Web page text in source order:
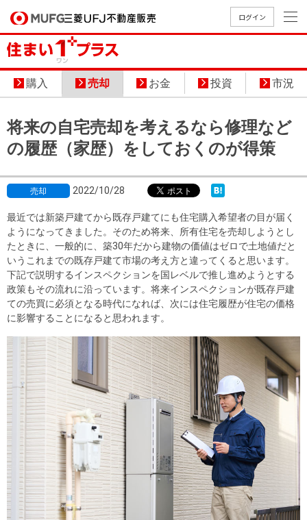
ログイン
買いたいTOP
中古
マン
ショ
ンを
探す
新
築・
中古
一戸
建て
す
資
用
物
件
を
探
す
事業
用物
件を
探す
売りたいTOP
無
料
査
定
売
却
相
談
売却
取り
金額
試算
売却向け
サービス
周辺相場
検索
住まい1プ
ラス（お
役立ちコ
ラム）
店舗案内TOP
店舗のご
案内（首
都圏）
店舗のご
案内（名
古屋）
店舗のご
案内（関
西）
会社情報TOP
ごあいさ
つ
会社概
要
MUFG
Way
経営ビジ
ョン
組織図
役員一
覧
沿革
本社地
図
リリース
会社案内
（電子ブ
ック版）
採用情報TOP
新卒採用
情報
キャリア
採用情報
買いたい
売りたい
店舗案内
会社情報
採用情報
法人のお客さま
提携企業にお勤めの方
会員ページ
閉じる
購入 売却 お金 投資 市況
将来の自宅売却を考えるなら修理など
の履歴（家歴）をしておくのが得策
売却 2022/10/28
最近では新築戸建てから既存戸建てにも住宅購入希望者の目が届く
ようになってきました。そのため将来、所有住宅を売却しようとし
たときに、一般的に、築30年だから建物の価値はゼロで土地値だと
いうこれまでの既存戸建て市場の考え方と違ってくると思います。
下記で説明するインスペクションを国レベルで推し進めようとする
政策もその流れに沿っています。将来インスペクションが既存戸建
ての売買に必須となる時代になれば、次には住宅履歴が住宅の価格
に影響することになると思われます。